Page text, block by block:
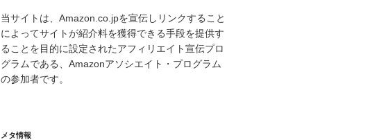
当サイトは、Amazon.co.jpを宣伝しリンクすること
によってサイトが紹介料を獲得できる手段を提供す
ることを目的に設定されたアフィリエイト宣伝プロ
グラムである、Amazonアソシエイト・プログラム
の参加者です。
メタ情報